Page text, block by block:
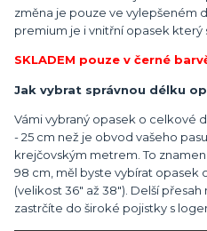
změna je pouze ve vylepšeném
premium je i vnitřní opasek
SKLADEM pouze v černé
Jak vybrat správnou délku
Vámi vybraný opasek o celkové
- 25 cm než je obvod vašeho
krejčovským metrem. To
98 cm, měl byste vybírat opasek
(velikost 36" až 38"). Delší
zastrčíte do široké pojistky s